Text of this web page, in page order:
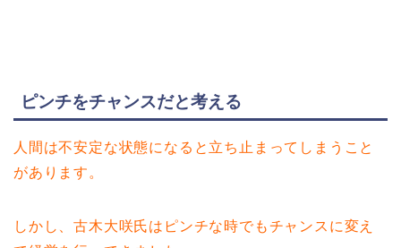
ピンチをチャンスだと考える
人間は不安定な状態になると立ち止まってしまうこと
があります。
しかし、古木大咲氏はピンチな時でもチャンスに変え